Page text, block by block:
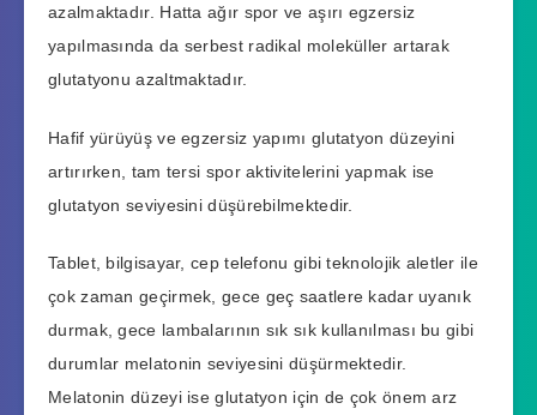
azalmaktadır. Hatta ağır spor ve aşırı egzersiz
yapılmasında da serbest radikal moleküller artarak
glutatyonu azaltmaktadır.
Hafif yürüyüş ve egzersiz yapımı glutatyon düzeyini
artırırken, tam tersi spor aktivitelerini yapmak ise
glutatyon seviyesini düşürebilmektedir.
Tablet, bilgisayar, cep telefonu gibi teknolojik aletler ile
çok zaman geçirmek, gece geç saatlere kadar uyanık
durmak, gece lambalarının sık sık kullanılması bu gibi
durumlar melatonin seviyesini düşürmektedir.
Melatonin düzeyi ise glutatyon için de çok önem arz